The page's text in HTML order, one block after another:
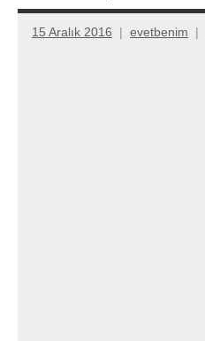
15 Aralık 2016 evetbenim